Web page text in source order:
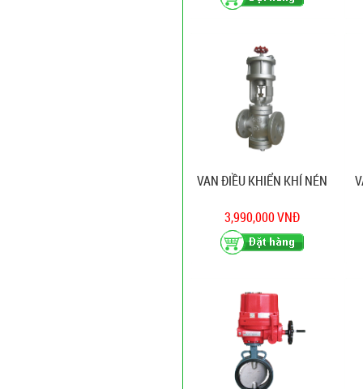
VAN ĐIỀU KHIỂN KHÍ NÉN
3,990,000 VNĐ